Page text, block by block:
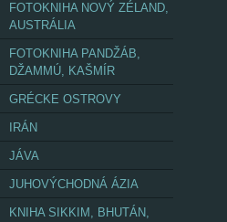
FOTOKNIHA NOVÝ ZÉLAND,
AUSTRÁLIA
FOTOKNIHA PANDŽÁB,
DŽAMMÚ, KAŠMÍR
GRÉCKE OSTROVY
IRÁN
JÁVA
JUHOVÝCHODNÁ ÁZIA
KNIHA SIKKIM, BHUTÁN,